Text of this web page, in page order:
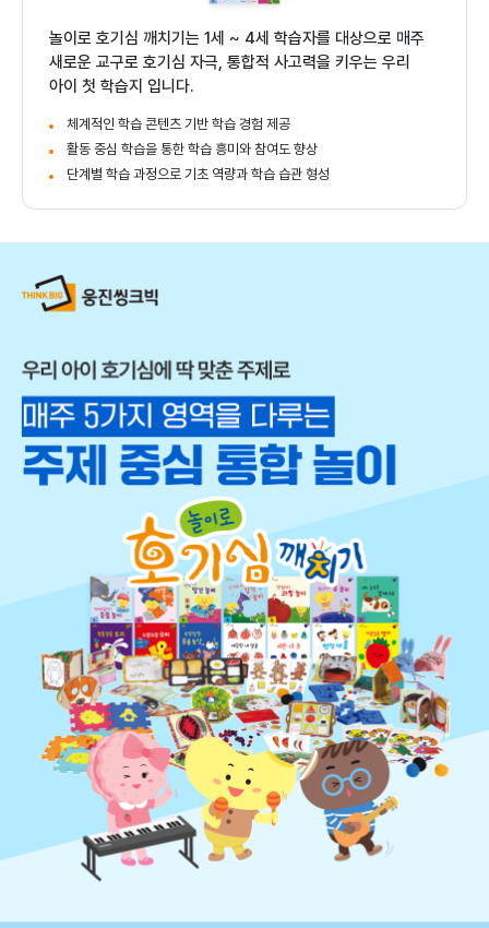
놀이로 호기심 깨치기는 1세 ~ 4세 학습자를 대상으로 매주
새로운 교구로 호기심 자극, 통합적 사고력을 키우는 우리
아이 첫 학습지 입니다.
체계적인 학습 콘텐츠 기반 학습 경험 제공
활동 중심 학습을 통한 학습 흥미와 참여도 향상
단계별 학습 과정으로 기초 역량과 학습 습관 형성
상품 상세 설명